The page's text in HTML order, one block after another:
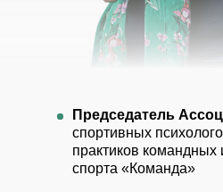
Председатель
спортивных
практиков командных
спорта «Команда»